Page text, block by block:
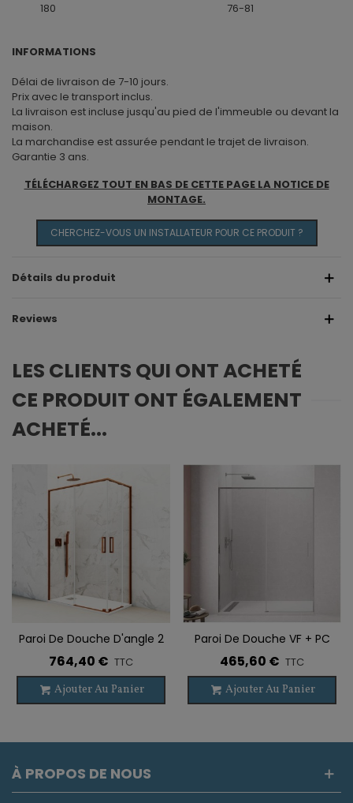
180
76-81
INFORMATIONS
Délai de livraison de 7-10 jours.
Prix avec le transport inclus.
La livraison est incluse jusqu'au pied de l'immeuble ou devant la
maison.
La marchandise est assurée pendant le trajet de livraison.
Garantie 3 ans.
TÉLÉCHARGEZ TOUT EN BAS DE CETTE PAGE LA NOTICE DE
MONTAGE.
CHERCHEZ-VOUS UN INSTALLATEUR POUR CE PRODUIT ?
Détails du produit
Reviews
LES CLIENTS QUI ONT ACHETÉ
CE PRODUIT ONT ÉGALEMENT
ACHETÉ...
Paroi De Douche D'angle 2
VF + 2 PC TWENTY CUIVRE
BROSSÉ
764,40 € TTC
Ajouter Au Panier
Paroi De Douche VF + PC
TWENTY
465,60 € TTC
Ajouter Au Panier
À PROPOS DE NOUS